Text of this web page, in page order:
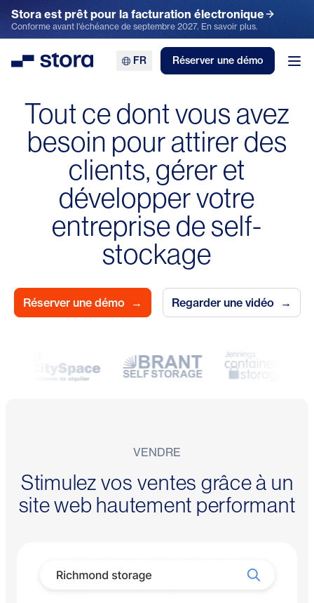
Stora est prêt pour la facturation électronique
Conforme avant l'échéance de septembre 2027. En savoir plus.
Stora FR Réserver une démo
Tout ce dont vous avez
besoin pour attirer des
clients, gérer et
développer votre
entreprise de self-
stockage
Réserver une démo → Regarder une vidéo →
VENDRE
Stimulez vos ventes grâce à un
site web hautement performant